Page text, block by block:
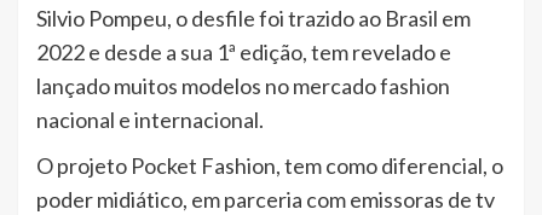
Silvio Pompeu, o desfile foi trazido ao Brasil em
2022 e desde a sua 1ª edição, tem revelado e
lançado muitos modelos no mercado fashion
nacional e internacional.
O projeto Pocket Fashion, tem como diferencial, o
poder midiático, em parceria com emissoras de tv